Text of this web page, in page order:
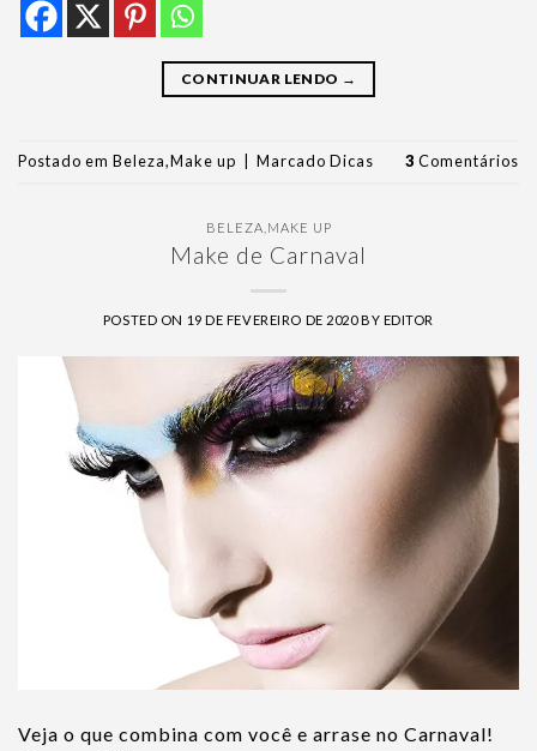
CONTINUAR LENDO →
Postado em Beleza,Make up Marcado Dicas 3 Comentários
BELEZA MAKE UP
Make de Carnaval
POSTED ON 19 DE FEVEREIRO DE 2020BY EDITOR
Veja o que combina com você e arrase no Carnaval!